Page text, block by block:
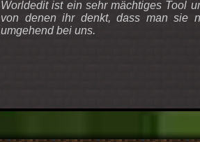
Worldedit ist ein sehr mächtiges Tool
von denen ihr denkt, dass man sie
umgehend bei uns.